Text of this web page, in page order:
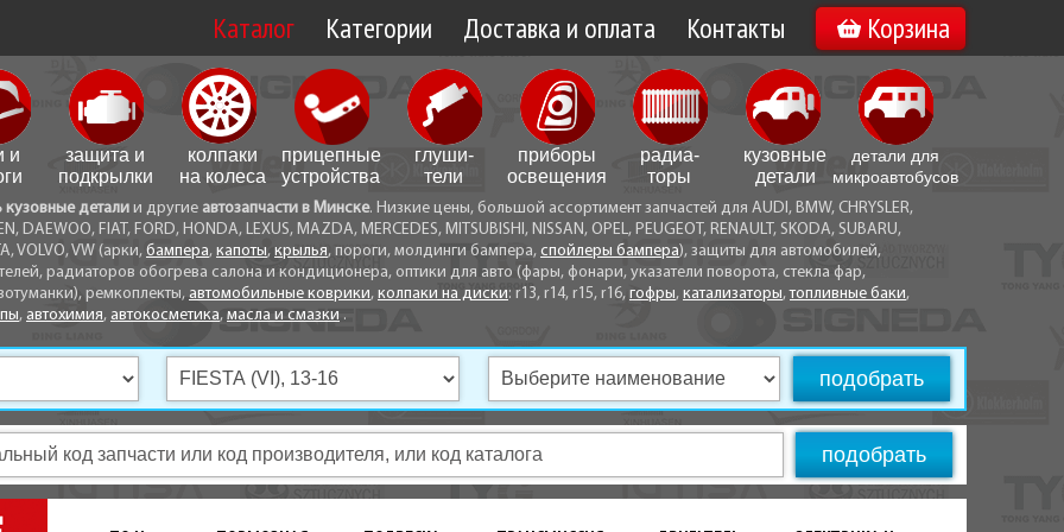
Каталог Категории Доставка и оплата
Доставка по Минску
Доставка по Беларуси
Самовывоз
Способы оплаты
Контакты
Вакансии
Корзина
и
защита и
подкрылки
колпаки
на колеса
прицепные
устройства
глуши­
тели
приборы
освещения
радиа­
торы
кузовные
детали
детали для
микро­автобусов
кузовные детали и другие автозапчасти в Минске. Низкие цены, большой ассортимент запчастей для AUDI, BMW, CHRYSLER,
DAEWOO, FIAT, FORD, HONDA, LEXUS, MAZDA, MERCEDES, MITSUBISHI, NISSAN, OPEL, PEUGEOT, RENAULT, SKODA, SUBARU,
VOLVO, VW (арки, бампера, капоты, крылья, пороги, молдинги бампера, спойлеры бампера), защиты для автомобилей,
радиаторов обогрева салона и кондиционера, оптики для авто (фары, фонари, указатели поворота, стекла фар,
ремкоплекты, автомобильные коврики, колпаки на диски: r13, r14, r15, r16, гофры, катализаторы,топливные баки,
, автохимия, автокосметика, масла и смазки .